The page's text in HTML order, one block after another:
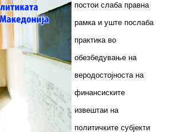
постои слаба правна
рамка и уште послаба
практика во
обезбедување на
веродостојноста на
финансиските
извештаи на
политичките субјекти